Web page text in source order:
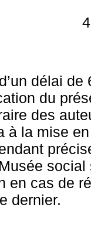
délai
du
des
à la mise
social
en cas de
dernier.